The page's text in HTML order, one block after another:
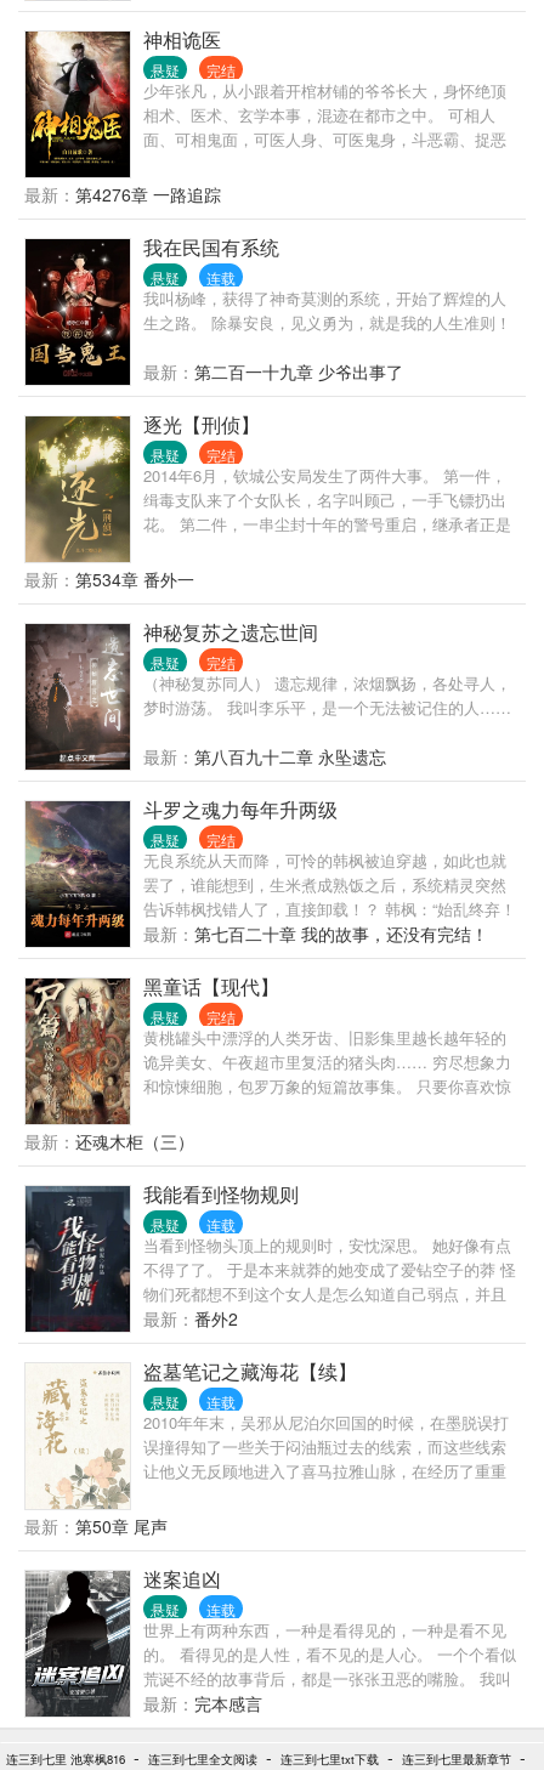
神相诡医
悬疑 完结
少年张凡，从小跟着开棺材铺的爷爷长大，身怀绝顶
相术、医术、玄学本事，混迹在都市之中。 可相人
面、可相鬼面，可医人身、可医鬼身，斗恶霸、捉恶
最新： 第4276章 一路追踪
我在民国有系统
悬疑 连载
我叫杨峰，获得了神奇莫测的系统，开始了辉煌的人
生之路。 除暴安良，见义勇为，就是我的人生准则！
最新： 第二百一十九章 少爷出事了
逐光【刑侦】
悬疑 完结
2014年6月，钦城公安局发生了两件大事。 第一件，
缉毒支队来了个女队长，名字叫顾己，一手飞镖扔出
花。 第二件，一串尘封十年的警号重启，继承者正是
了两件大事。 第一件，他找到了他的偶像。 第二件，
他想追一个姑娘。 ——————————————
“顾队，本人宋晏辞，脸皮还算帅，文体两开花典范，
家庭关系良好，家族事业干净，绝对支持另一半事
业。” “所以呢？” “所以我足够与你匹配，足够与你并肩
作战。” “然后呢？ “菜鸟配铁拳，天经地义。”
—————————————— “我辈，必承其先辈风
豹，用我一身忠骨，护佑先辈守望之海。” PS：含私
最新： 第534章 番外一
神秘复苏之遗忘世间
悬疑 完结
（神秘复苏同人） 遗忘规律，浓烟飘扬，各处寻人，
梦时游荡。 我叫李乐平，是一个无法被记住的人……
最新： 第八百九十二章 永坠遗忘
斗罗之魂力每年升两级
悬疑 完结
无良系统从天而降，可怜的韩枫被迫穿越，如此也就
罢了，谁能想到，生米煮成熟饭之后，系统精灵突然
告诉韩枫找错人了，直接卸载！？ 韩枫：“始乱终弃！
忘恩负义！见异思迁！喜新厌旧！” 系统小精灵：“瞎
说什么！金手指给你！给你就是了！” 书友群：
1034306262
最新： 第七百二十章 我的故事，还没有完结！
黑童话【现代】
悬疑 完结
黄桃罐头中漂浮的人类牙齿、旧影集里越长越年轻的
诡异美女、午夜超市里复活的猪头肉…… 穷尽想象力
和惊悚细胞，包罗万象的短篇故事集。 只要你喜欢惊
你失望。
最新： 还魂木柜（三）
我能看到怪物规则
悬疑 连载
当看到怪物头顶上的规则时，安忱深思。 她好像有点
不得了了。 于是本来就莽的她变成了爱钻空子的莽 怪
物们死都想不到这个女人是怎么知道自己弱点，并且
无伤通关的。 ———— 在怪物纵横的规则领域里，安
忱不懂怎么通过规则找到规则领域的生成点，她只知
道这些怪物肯定知道些什么。 于是，在怪物们都享受
人类对自己的恐惧时，看见了一名挥着大刀的女孩站
在自己面前。 “知道些什么，都吐出来。” 怪物：“……”
你好像很狂啊。 正要给她一个教训时，安忱甚至都没
有动刀就让它差点死掉。 “再不说我弄死你。”
最新： 番外2
盗墓笔记之藏海花【续】
悬疑 连载
2010年年末，吴邪从尼泊尔回国的时候，在墨脱误打
误撞得知了一些关于闷油瓶过去的线索，而这些线索
让他义无反顾地进入了喜马拉雅山脉，在经历了重重
铜门出现在了他的面前…………
最新： 第50章 尾声
迷案追凶
悬疑 连载
世界上有两种东西，一种是看得见的，一种是看不见
的。 看得见的是人性，看不见的是人心。 一个个看似
荒诞不经的故事背后，都是一张张丑恶的嘴脸。 我叫
秦沐，一名从业七年的刑警，三年前配合地方警方侦
破一起跨国集团走私案，搭档阿云中了一种南洋降头
术，而后神秘失踪。 三年后，一起凶杀案再次出现了
最新： 完本感言
连三到七里 池寒枫816 - 连三到七里全文阅读 - 连三到七里txt下载 - 连三到七里最新章节 -